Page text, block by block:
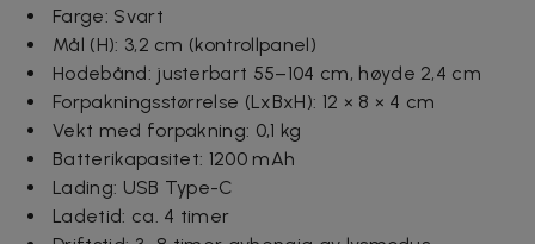
Farge: Svart
Mål (H): 3,2 cm (kontrollpanel)
Hodebånd: justerbart 55–104 cm, høyde 2,4 cm
Forpakningsstørrelse (LxBxH): 12 × 8 × 4 cm
Vekt med forpakning: 0,1 kg
Batterikapasitet: 1200 mAh
Lading: USB Type-C
Ladetid: ca. 4 timer